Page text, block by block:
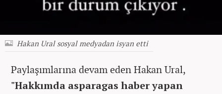
Hakan Ural sosyal medyadan isyan etti
Paylaşımlarına devam eden Hakan Ural,
"Hakkımda asparagas haber yapan